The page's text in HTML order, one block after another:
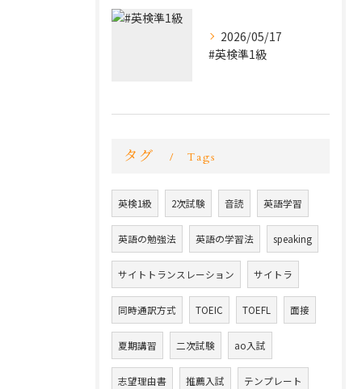
2026/05/17
#英検準1級
タグ Tags
英検1級 2次試験 音読 英語学習
英語の勉強法 英語の学習法 speaking
サイトトランスレーション サイトラ
同時通訳方式 TOEIC TOEFL 面接
夏期講習 二次試験 ao入試
志望理由書 推薦入試 テンプレート